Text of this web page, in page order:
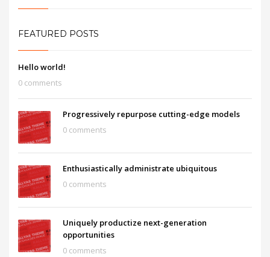
FEATURED POSTS
Hello world!
0 comments
Progressively repurpose cutting-edge models
0 comments
Enthusiastically administrate ubiquitous
0 comments
Uniquely productize next-generation
opportunities
0 comments